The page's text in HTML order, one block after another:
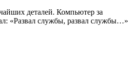
деталей. Компьютер за
«Развал службы, развал службы…»